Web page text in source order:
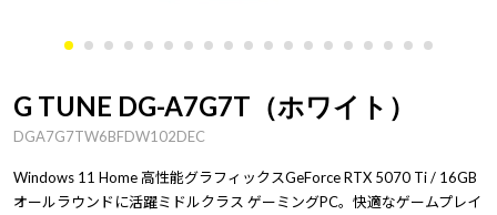
G TUNE DG-A7G7T（ホワイト）
DGA7G7TW6BFDW102DEC
Windows 11 Home 高性能グラフィックスGeForce RTX 5070 Ti / 16GB
オールラウンドに活躍ミドルクラス ゲーミングPC。快適なゲームプレイ